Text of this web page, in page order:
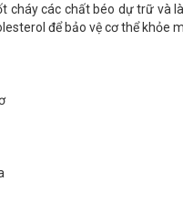
cháy các chất béo dự trữ và
để bảo vệ cơ thể khỏe